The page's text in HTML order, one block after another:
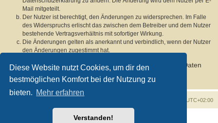
Diese Website nutzt Cookies, um dir den
bestmöglichen Komfort bei der Nutzung zu
bieten. Mehr erfahren
Verstanden!
Mail mitgeteilt.
Der Nutzer ist berechtigt, den Änderungen zu widersprechen. Im Falle
des Widerspruchs erlischt das zwischen dem Betreiber und dem Nutzer
bestehende Vertragsverhältnis mit sofortiger Wirkung.
Die Änderungen gelten als anerkannt und verbindlich, wenn der Nutzer
den Änderungen zugestimmt hat.
Informationen über den Umgang mit deinen persönlichen Daten
sind in der Datenschutzerklärung enthalten.
UTC+02:00
Powered byphpBB® Forum Software © phpBB Limited